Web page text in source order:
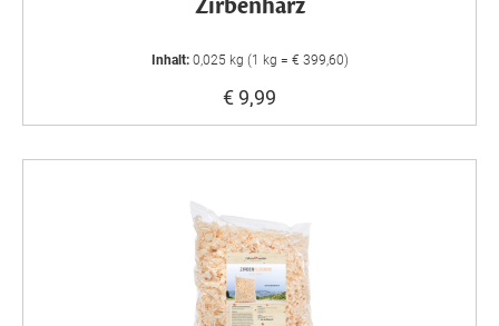
Zirbenharz
Inhalt: 0,025 kg (1 kg = € 399,60)
€ 9,99